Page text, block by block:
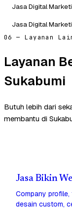
Jasa Digital
Jasa Digital
06 — Layanan
Layanan
Sukabumi
Butuh lebih dari
membantu di
Jasa Bikin
Company
desain custom,